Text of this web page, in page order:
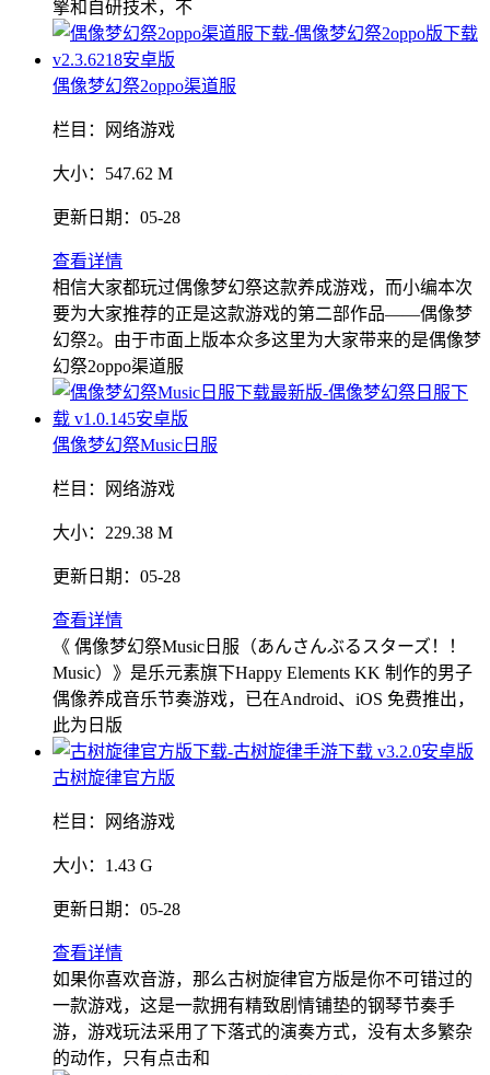
擎和自研技术，不
偶像梦幻祭2oppo渠道服
栏目： 网络游戏
大小： 547.62 M
更新日期： 05-28
查看详情
相信大家都玩过偶像梦幻祭这款养成游戏，而小编本次
要为大家推荐的正是这款游戏的第二部作品——偶像梦
幻祭2。由于市面上版本众多这里为大家带来的是偶像梦
幻祭2oppo渠道服
偶像梦幻祭Music日服
栏目： 网络游戏
大小： 229.38 M
更新日期： 05-28
查看详情
《 偶像梦幻祭Music日服（あんさんぶるスターズ！！
Music）》是乐元素旗下Happy Elements KK 制作的男子
偶像养成音乐节奏游戏，已在Android、iOS 免费推出，
此为日版
古树旋律官方版
栏目： 网络游戏
大小： 1.43 G
更新日期： 05-28
查看详情
如果你喜欢音游，那么古树旋律官方版是你不可错过的
一款游戏，这是一款拥有精致剧情铺垫的钢琴节奏手
游，游戏玩法采用了下落式的演奏方式，没有太多繁杂
的动作，只有点击和